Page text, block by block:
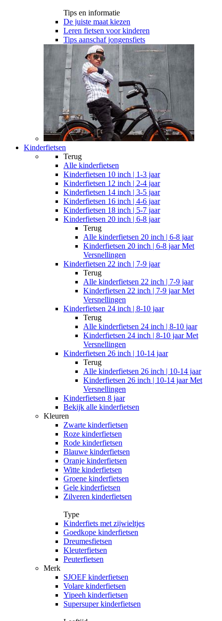
Tips en informatie
De juiste maat kiezen
Leren fietsen voor kinderen
Tips aanschaf jongensfiets
Kinderfietsen
Terug
Alle kinderfietsen
Kinderfietsen 10 inch | 1-3 jaar
Kinderfietsen 12 inch | 2-4 jaar
Kinderfietsen 14 inch | 3-5 jaar
Kinderfietsen 16 inch | 4-6 jaar
Kinderfietsen 18 inch | 5-7 jaar
Kinderfietsen 20 inch | 6-8 jaar
Terug
Alle kinderfietsen 20 inch | 6-8 jaar
Kinderfietsen 20 inch | 6-8 jaar Met
Versnellingen
Kinderfietsen 22 inch | 7-9 jaar
Terug
Alle kinderfietsen 22 inch | 7-9 jaar
Kinderfietsen 22 inch | 7-9 jaar Met
Versnellingen
Kinderfietsen 24 inch | 8-10 jaar
Terug
Alle kinderfietsen 24 inch | 8-10 jaar
Kinderfietsen 24 inch | 8-10 jaar Met
Versnellingen
Kinderfietsen 26 inch | 10-14 jaar
Terug
Alle kinderfietsen 26 inch | 10-14 jaar
Kinderfietsen 26 inch | 10-14 jaar Met
Versnellingen
Kinderfietsen 8 jaar
Bekijk alle kinderfietsen
Kleuren
Zwarte kinderfietsen
Roze kinderfietsen
Rode kinderfietsen
Blauwe kinderfietsen
Oranje kinderfietsen
Witte kinderfietsen
Groene kinderfietsen
Gele kinderfietsen
Zilveren kinderfietsen
Type
Kinderfiets met zijwieltjes
Goedkope kinderfietsen
Dreumesfietsen
Kleuterfietsen
Peuterfietsen
Merk
SJOEF kinderfietsen
Volare kinderfietsen
Yipeeh kinderfietsen
Supersuper kinderfietsen